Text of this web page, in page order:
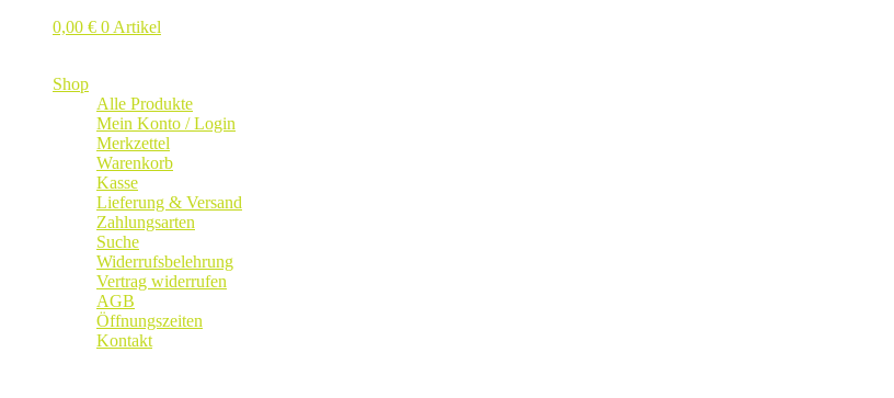
0,00 € 0 Artikel
Shop
Alle Produkte
Mein Konto / Login
Merkzettel
Warenkorb
Kasse
Lieferung & Versand
Zahlungsarten
Suche
Widerrufsbelehrung
Vertrag widerrufen
AGB
Öffnungszeiten
Kontakt